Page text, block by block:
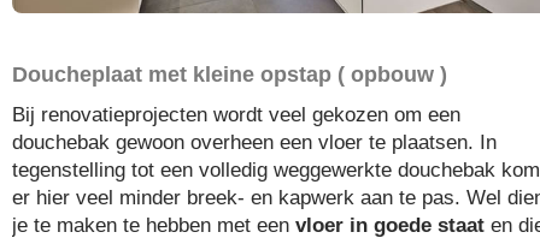
Doucheplaat met kleine opstap ( opbouw )
Bij renovatieprojecten wordt veel gekozen om een
douchebak gewoon overheen een vloer te plaatsen. In
tegenstelling tot een volledig weggewerkte douchebak
er hier veel minder breek- en kapwerk aan te pas. Wel
je te maken te hebben met een vloer in goede staat en